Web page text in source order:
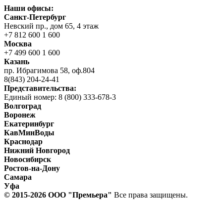
Наши офисы:
Санкт-Петербург
Невский пр., дом 65, 4 этаж
+7 812 600 1 600
Москва
+7 499 600 1 600
Казань
пр. Ибрагимова 58, оф.804
8(843) 204-24-41
Представительства:
Единый номер: 8 (800) 333-678-3
Волгоград
Воронеж
Екатеринбург
КавМинВоды
Краснодар
Нижний Новгород
Новосибирск
Ростов-на-Дону
Самара
Уфа
© 2015-2026 ООО "Прeмьера" Все права защищены.